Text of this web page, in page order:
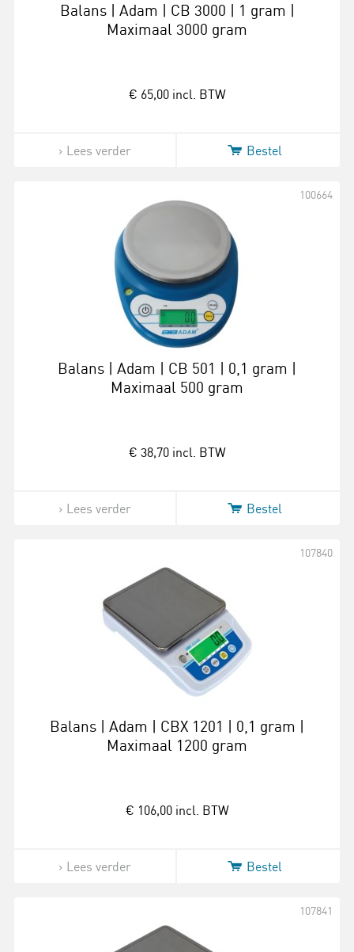
Balans | Adam | CB 3000 | 1 gram |
Maximaal 3000 gram
€ 65,00 incl. BTW
Lees verder Bestel
Balans | Adam | CB 501 | 0,1 gram |
Maximaal 500 gram
100664
€ 38,70 incl. BTW
Lees verder Bestel
Balans | Adam | CBX 1201 | 0,1 gram |
Maximaal 1200 gram
107840
€ 106,00 incl. BTW
Lees verder Bestel
107841